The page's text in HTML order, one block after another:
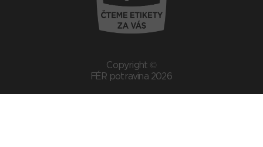
Copyright ©
FÉR potravina 2026